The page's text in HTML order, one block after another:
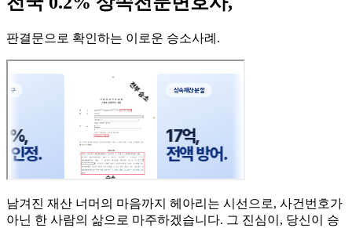
판결문으로 확인하는 이로운 승소사례 .
남겨진 재산 너머의 마음까지 헤아리는 시선으로, 사건번호가
아닌 한 사람의 삶으로 마주하겠습니다. 그 진심이, 당신이 승